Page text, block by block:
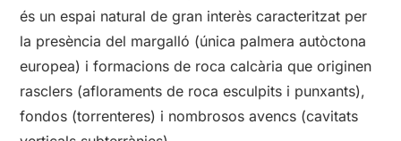
és un espai natural de gran interès caracteritzat per
la presència del margalló (única palmera autòctona
europea) i formacions de roca calcària que originen
rasclers (afloraments de roca esculpits i punxants),
fondos (torrenteres) i nombrosos avencs (cavitats